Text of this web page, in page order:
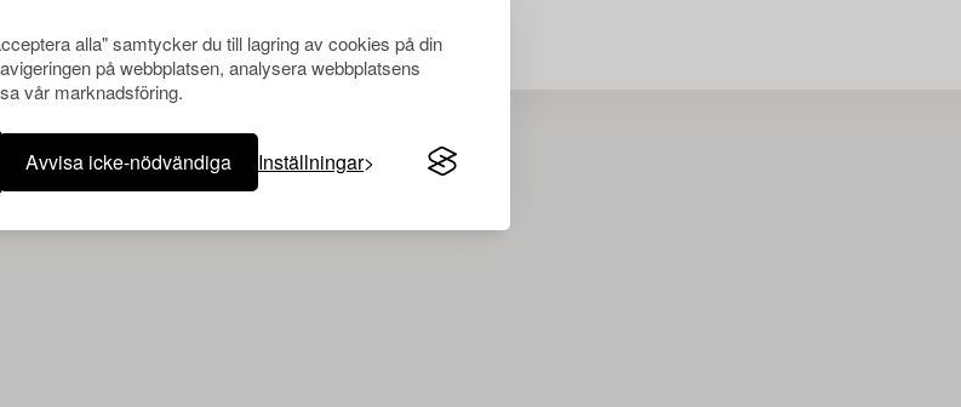
alla" samtycker du till lagring av cookies på din
på webbplatsen, analysera webbplatsens
vår marknadsföring.
Avvisa icke-nödvändiga Inställningar